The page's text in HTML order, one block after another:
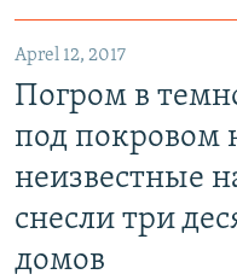
Aprel 12, 2017
Погром в
под покровом
неизвестные
снесли три
домов